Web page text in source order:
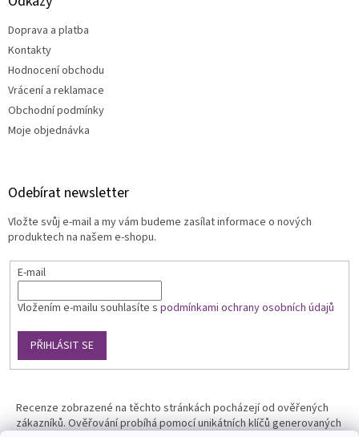
Doprava a platba
Kontakty
Hodnocení obchodu
Vrácení a reklamace
Obchodní podmínky
Moje objednávka
Odebírat newsletter
Vložte svůj e-mail a my vám budeme zasílat informace o nových
produktech na našem e-shopu.
E-mail
Vložením e-mailu souhlasíte s podmínkami ochrany osobních údajů
PŘIHLÁSIT SE
Recenze zobrazené na těchto stránkách pocházejí od ověřených
zákazníků. Ověřování probíhá pomocí unikátních klíčů generovaných